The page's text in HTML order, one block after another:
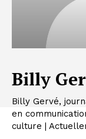
Billy
Billy Gervé,
en
culture |